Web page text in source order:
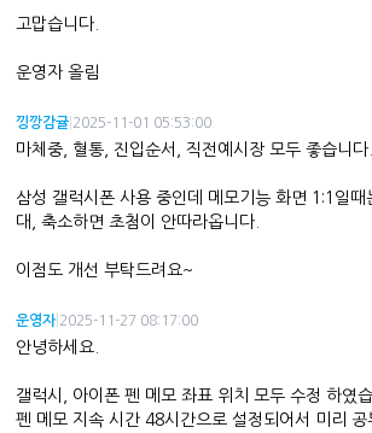
고맙습니다.
운영자 올림
낑깡감귤 2025-11-01 05:53:00
마체중, 혈통, 진입순서, 직전예시장 모두 좋습니다.
삼성 갤럭시폰 사용 중인데 메모기능 화면 1:1일
대, 축소하면 초첨이 안따라옵니다.
이점도 개선 부탁드려요~
운영자| 2025-11-27 08:17:00
안녕하세요.
갤럭시, 아이폰 펜 메모 좌표 위치 모두 수정 하였
펜 메모 지속 시간 48시간으로 설정되어서 미리